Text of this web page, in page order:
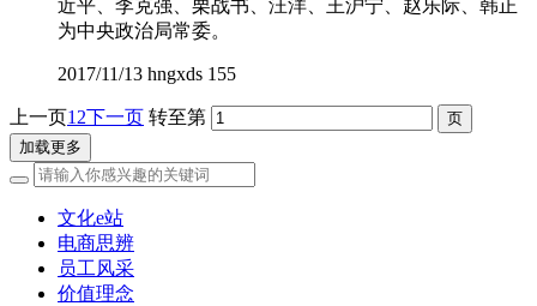
近平、李克强、栗战书、汪洋、王沪宁、赵乐际、韩正
为中央政治局常委。
2017/11/13 hngxds 155
上一页1 2下一页 转至第
加载更多
文化e站
电商思辨
员工风采
价值理念